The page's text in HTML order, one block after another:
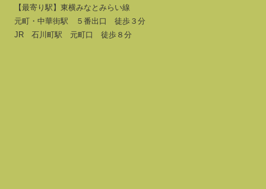
【最寄り駅】東横みなとみらい線
元町・中華街駅 ５番出口 徒歩３分
JR 石川町駅 元町口 徒歩８分